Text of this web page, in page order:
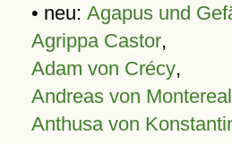
• neu: Agapus und
Agrippa Castor,
Adam von Crécy,
Andreas von
Anthusa von